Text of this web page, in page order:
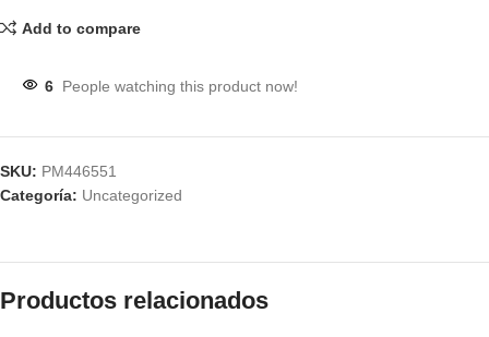
Add to compare
6 People watching this product now!
SKU: PM446551
Categoría: Uncategorized
Productos relacionados